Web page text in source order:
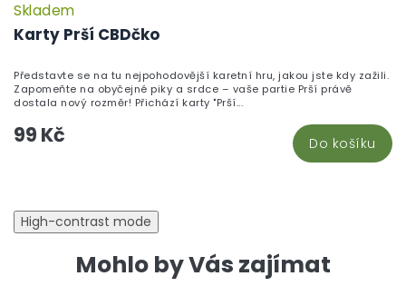
Karty Prší CBDčko
Skladem
99 Kč Do košíku
Představte se na tu nejpohodovější karetní hru, jakou jste kdy zažili.
Zapomeňte na obyčejné piky a srdce – vaše partie Prší právě
dostala nový rozměr! Přichází karty "Prší...
High-contrast mode
Mohlo by Vás zajímat